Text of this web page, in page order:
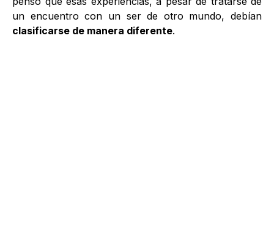
un encuentro con un ser de otro mundo, debían
clasificarse de manera diferente.